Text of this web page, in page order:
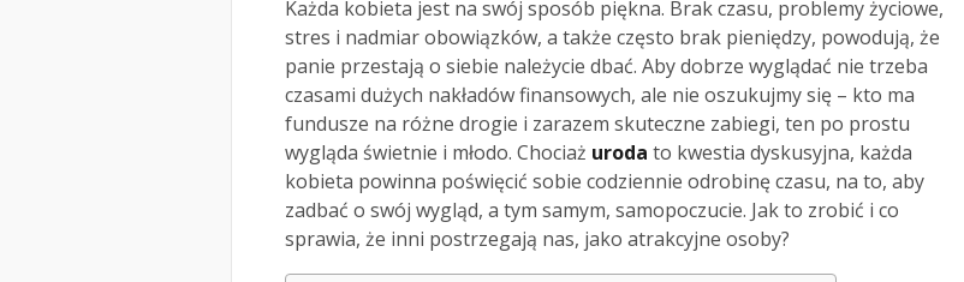
Każda kobieta jest na swój sposób piękna. Brak czasu, problemy życiowe,
stres i nadmiar obowiązków, a także często brak pieniędzy, powodują, że
panie przestają o siebie należycie dbać. Aby dobrze wyglądać nie trzeba
czasami dużych nakładów finansowych, ale nie oszukujmy się – kto ma
fundusze na różne drogie i zarazem skuteczne zabiegi, ten po prostu
wygląda świetnie i młodo. Chociaż uroda to kwestia dyskusyjna, każda
kobieta powinna poświęcić sobie codziennie odrobinę czasu, na to, aby
zadbać o swój wygląd, a tym samym, samopoczucie. Jak to zrobić i co
sprawia, że inni postrzegają nas, jako atrakcyjne osoby?